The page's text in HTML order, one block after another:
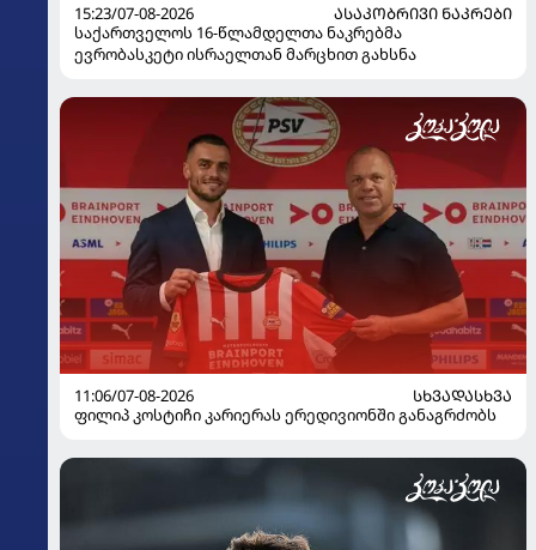
15:23/07-08-2026
ᲐᲡᲐᲙᲝᲑᲠᲘᲕᲘ ᲜᲐᲙᲠᲔᲑᲘ
საქართველოს 16-წლამდელთა ნაკრებმა
ევრობასკეტი ისრაელთან მარცხით გახსნა
11:06/07-08-2026
ᲡᲮᲕᲐᲓᲐᲡᲮᲕᲐ
ფილიპ კოსტიჩი კარიერას ერედივიონში განაგრძობს